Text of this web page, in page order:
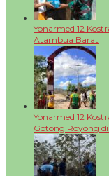
Yonarmed 12
Atambua Barat
Yonarmed 12
Gotong Royong di